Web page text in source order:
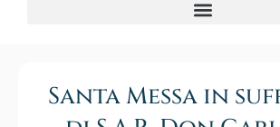
Santa Messa in